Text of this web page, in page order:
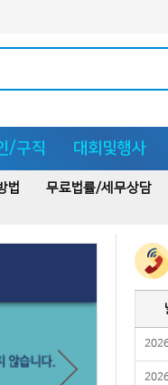
/구직 대회및행사
법 무료법률/세무상담